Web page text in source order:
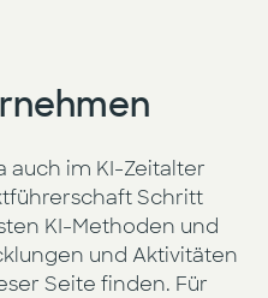
auch im KI-Zeitalter
Schritt
KI-Methoden und
und Aktivitäten
Seite finden. Für